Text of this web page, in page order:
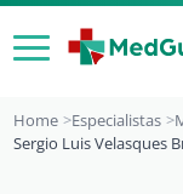
Ir para o conteúdo
Home Especialistas
Sergio Luis Velasques